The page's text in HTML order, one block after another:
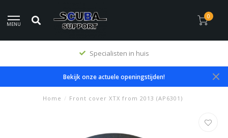
MENU
0
Specialisten in huis
Bekijk onze actuele openingstijden!
Home / Front cover XTX from 2013 (AP6301)